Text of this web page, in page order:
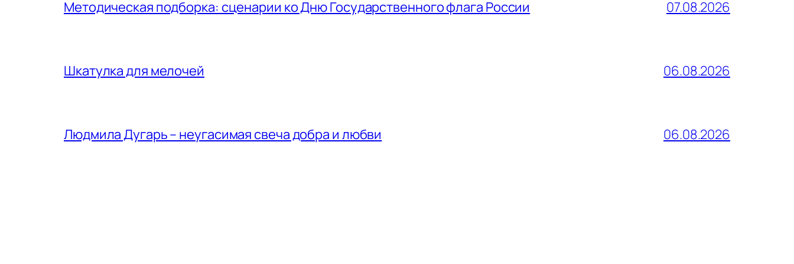
Методическая подборка: сценарии ко Дню Государственного флага России 07.08.2026
Шкатулка для мелочей 06.08.2026
Людмила Дугарь – неугасимая свеча добра и любви 06.08.2026